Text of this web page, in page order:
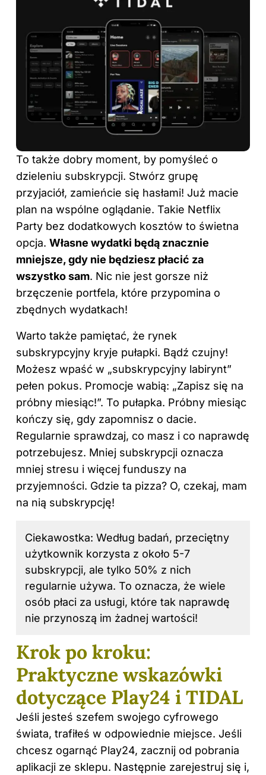
To także dobry moment, by pomyśleć o
dzieleniu subskrypcji. Stwórz grupę
przyjaciół, zamieńcie się hasłami! Już macie
plan na wspólne oglądanie. Takie Netflix
Party bez dodatkowych kosztów to świetna
opcja. Własne wydatki będą znacznie
mniejsze, gdy nie będziesz płacić za
wszystko sam. Nic nie jest gorsze niż
brzęczenie portfela, które przypomina o
zbędnych wydatkach!
Warto także pamiętać, że rynek
subskrypcyjny kryje pułapki. Bądź czujny!
Możesz wpaść w „subskrypcyjny labirynt”
pełen pokus. Promocje wabią: „Zapisz się na
próbny miesiąc!”. To pułapka. Próbny miesiąc
kończy się, gdy zapomnisz o dacie.
Regularnie sprawdzaj, co masz i co naprawdę
potrzebujesz. Mniej subskrypcji oznacza
mniej stresu i więcej funduszy na
przyjemności. Gdzie ta pizza? O, czekaj, mam
na nią subskrypcję!
Ciekawostka: Według badań, przeciętny
użytkownik korzysta z około 5-7
subskrypcji, ale tylko 50% z nich
regularnie używa. To oznacza, że wiele
osób płaci za usługi, które tak naprawdę
nie przynoszą im żadnej wartości!
Krok po kroku:
Praktyczne wskazówki
dotyczące Play24 i TIDAL
Jeśli jesteś szefem swojego cyfrowego
świata, trafiłeś w odpowiednie miejsce. Jeśli
chcesz ogarnąć Play24, zacznij od pobrania
aplikacji ze sklepu. Następnie zarejestruj się i,